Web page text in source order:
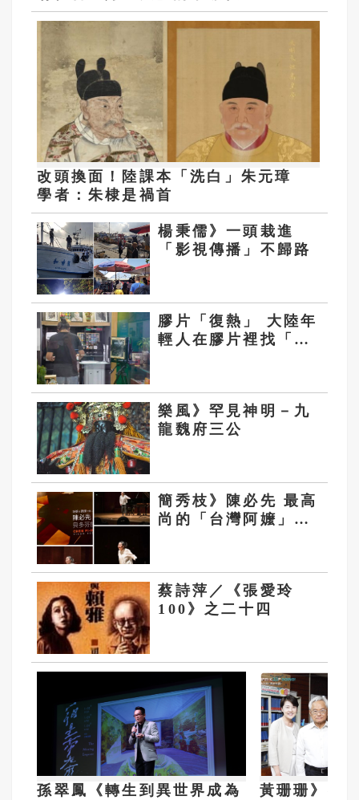
改頭換面！陸課本「洗白」朱元璋
學者：朱棣是禍首
楊秉儒》一頭栽進
「影視傳播」不歸路
膠片「復熱」 大陸年
輕人在膠片裡找「剎
樂風》罕見神明－九
龍魏府三公
簡秀枝》陳必先 最高
尚的「台灣阿嬤」當
蔡詩萍／《張愛玲
100》之二十四
孫翠鳳《轉生到異世界成為
黃珊珊》我